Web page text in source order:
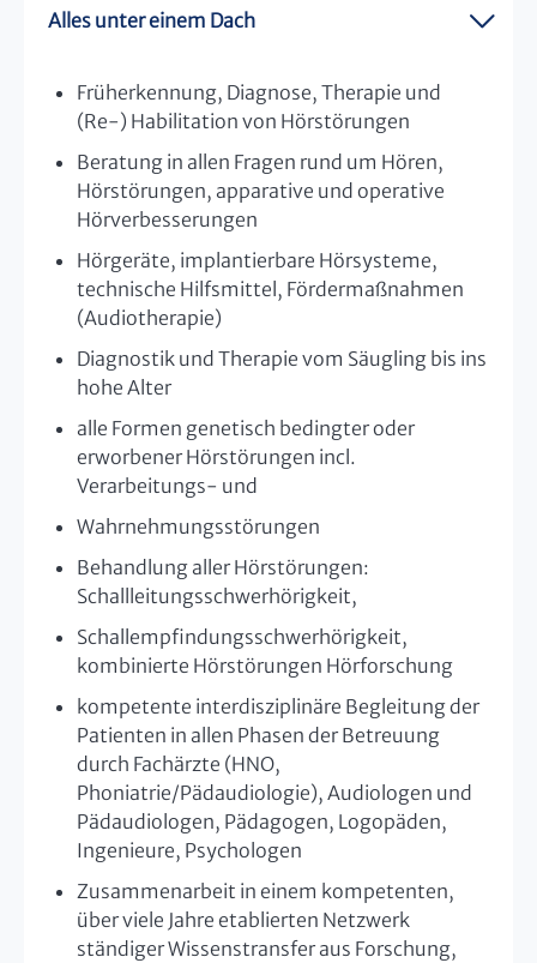
Alles unter einem Dach
Früherkennung, Diagnose, Therapie und
(Re-) Habilitation von Hörstörungen
Beratung in allen Fragen rund um Hören,
Hörstörungen, apparative und operative
Hörverbesserungen
Hörgeräte, implantierbare Hörsysteme,
technische Hilfsmittel, Fördermaßnahmen
(Audiotherapie)
Diagnostik und Therapie vom Säugling bis ins
hohe Alter
alle Formen genetisch bedingter oder
erworbener Hörstörungen incl.
Verarbeitungs- und
Wahrnehmungsstörungen
Behandlung aller Hörstörungen:
Schallleitungsschwerhörigkeit,
Schallempfindungsschwerhörigkeit,
kombinierte Hörstörungen Hörforschung
kompetente interdisziplinäre Begleitung der
Patienten in allen Phasen der Betreuung
durch Fachärzte (HNO,
Phoniatrie/Pädaudiologie), Audiologen und
Pädaudiologen, Pädagogen, Logopäden,
Ingenieure, Psychologen
Zusammenarbeit in einem kompetenten,
über viele Jahre etablierten Netzwerk
ständiger Wissenstransfer aus Forschung,